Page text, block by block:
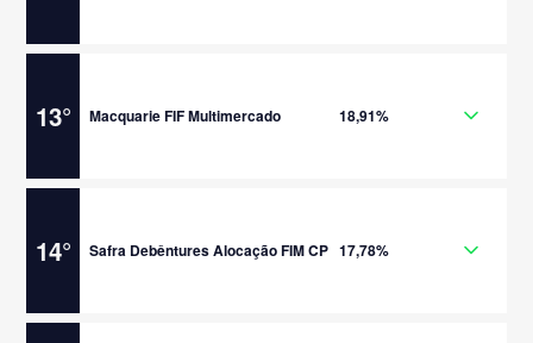
13° Macquarie FIF Multimercado 18,91%
14° Safra Debêntures Alocação FIM CP 17,78%